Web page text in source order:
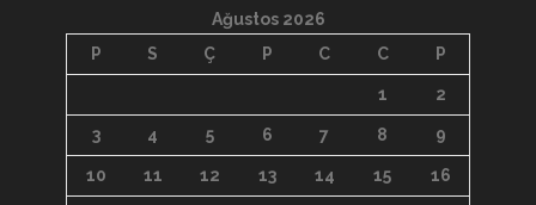
Ağustos 2026
P
S Ç P C C P
1 2
3 4 5 6 7 8 9
10 11 12 13 14 15 16